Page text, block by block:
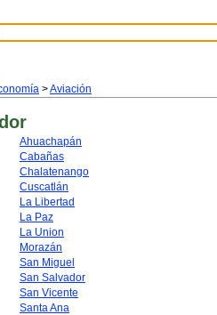
>Aviación
Ahuachapán
Cabañas
Chalatenango
Cuscatlán
La Libertad
La Paz
La Union
Morazán
San Miguel
San Salvador
San Vicente
Santa Ana